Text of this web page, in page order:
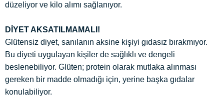
düzeliyor ve kilo alımı sağlanıyor.
DİYET AKSATILMAMALI!
Glütensiz diyet, sanılanın aksine kişiyi gıdasız bırakmıyor.
Bu diyeti uygulayan kişiler de sağlıklı ve dengeli
beslenebiliyor. Glüten; protein olarak mutlaka alınması
gereken bir madde olmadığı için, yerine başka gıdalar
konulabiliyor.